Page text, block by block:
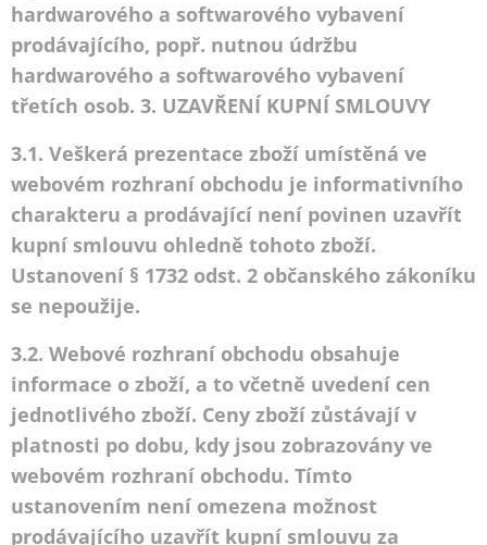
hardwarového a softwarového vybavení
prodávajícího, popř. nutnou údržbu
hardwarového a softwarového vybavení
třetích osob. 3. UZAVŘENÍ KUPNÍ SMLOUVY
3.1. Veškerá prezentace zboží umístěná ve
webovém rozhraní obchodu je informativního
charakteru a prodávající není povinen uzavřít
kupní smlouvu ohledně tohoto zboží.
Ustanovení § 1732 odst. 2 občanského zákoníku
se nepoužije.
3.2. Webové rozhraní obchodu obsahuje
informace o zboží, a to včetně uvedení cen
jednotlivého zboží. Ceny zboží zůstávají v
platnosti po dobu, kdy jsou zobrazovány ve
webovém rozhraní obchodu. Tímto
ustanovením není omezena možnost
prodávajícího uzavřít kupní smlouvu za